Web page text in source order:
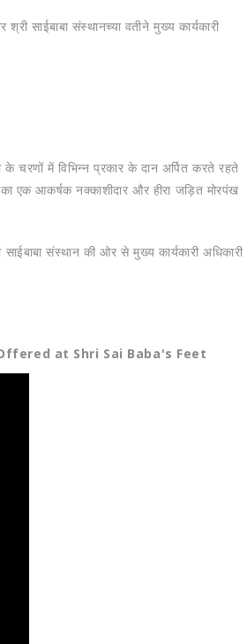
साईबाबा संस्थानच्या वतीने मुख्य कार्यकारी
चरणों में विभिन्न प्रकार के दान अर्पित करते रहते
आकर्षक नक्काशीदार और हीरा जड़ित मोरपंख
संस्थान की ओर से मुख्य कार्यकारी अधिकारी
at Shri Sai Baba's Feet